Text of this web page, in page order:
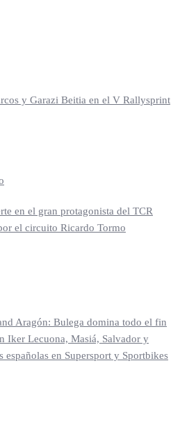
y Garazi Beitia en el V Rallysprint
en el gran protagonista del TCR
el circuito Ricardo Tormo
Aragón: Bulega domina todo el fin
Iker Lecuona, Masiá, Salvador y
en Supersport y Sportbikes